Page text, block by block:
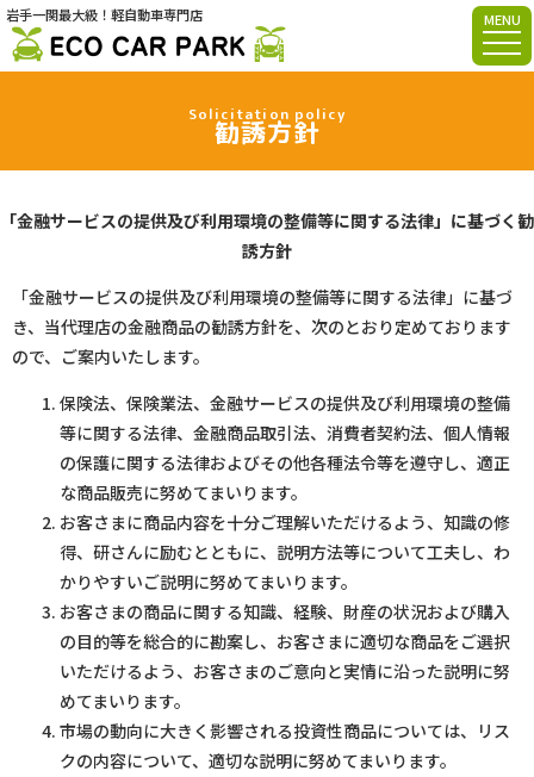
岩手一関最大級！軽自動車専門店 MENU
Solicitation policy
勧誘方針
「金融サービスの提供及び利用環境の整備等に関する法律」に基づく勧
誘方針
「金融サービスの提供及び利用環境の整備等に関する法律」に基づ
き、当代理店の金融商品の勧誘方針を、次のとおり定めております
ので、ご案内いたします。
保険法、保険業法、金融サービスの提供及び利用環境の整備
等に関する法律、金融商品取引法、消費者契約法、個人情報
の保護に関する法律およびその他各種法令等を遵守し、適正
な商品販売に努めてまいります。
お客さまに商品内容を十分ご理解いただけるよう、知識の修
得、研さんに励むとともに、説明方法等について工夫し、わ
かりやすいご説明に努めてまいります。
お客さまの商品に関する知識、経験、財産の状況および購入
の目的等を総合的に勘案し、お客さまに適切な商品をご選択
いただけるよう、お客さまのご意向と実情に沿った説明に努
めてまいります。
市場の動向に大きく影響される投資性商品については、リス
クの内容について、適切な説明に努めてまいります。